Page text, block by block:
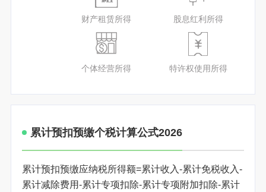
财产租赁所得 股息红利所得
个体经营所得 特许权使用所得
累计预扣预缴个税计算公式2026
累计预扣预缴应纳税所得额=累计收入-累计免税收入-
累计减除费用-累计专项扣除-累计专项附加扣除-累计